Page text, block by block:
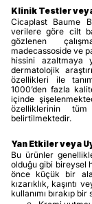
Klinik Testler
Cicaplast Baume
verilere göre cilt
gözlenen
madecassoside ve
hissini azaltmaya
dermatolojik
özellikleri ile
1000’den fazla
içinde
özelliklerinin
belirtilmektedir.
Yan Etkiler veya
Bu ürünler
olduğu gibi bireysel
önce küçük bir
kızarıklık, kaşıntı
kullanımı bırakıp